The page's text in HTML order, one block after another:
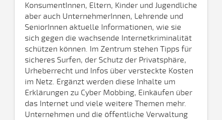
KonsumentInnen, Eltern, Kinder und Jugendliche
aber auch UnternehmerInnen, Lehrende und
SeniorInnen aktuelle Informationen, wie sie
sich gegen die wachsende Internetkriminalität
schützen können. Im Zentrum stehen Tipps für
sicheres Surfen, der Schutz der Privatsphäre,
Urheberrecht und Infos über versteckte Kosten
im Netz. Ergänzt werden diese Inhalte um
Erklärungen zu Cyber Mobbing, Einkäufen über
das Internet und viele weitere Themen mehr.
Unternehmen und die öffentliche Verwaltung